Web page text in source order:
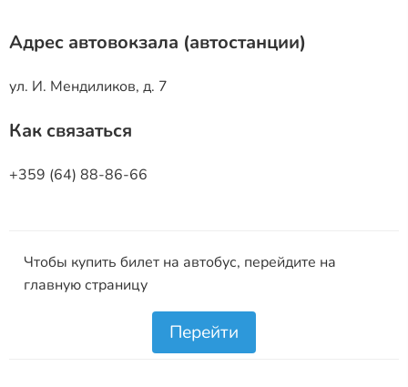
Адрес автовокзала (автостанции)
ул. И. Мендиликов, д. 7
Как связаться
+359 (64) 88-86-66
Чтобы купить билет на автобус, перейдите на
главную страницу
Перейти